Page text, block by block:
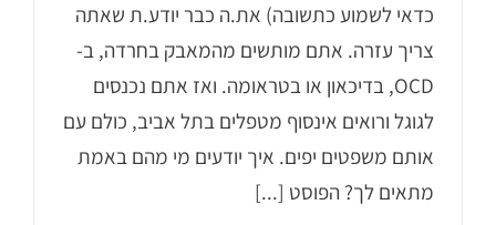
כדאי לשמוע כתשובה) את.ה כבר יודע.ת שאתה
צריך עזרה. אתם מותשים מהמאבק בחרדה, ב-
OCD, בדיכאון או בטראומה. ואז אתם נכנסים
לגוגל ורואים אינסוף מטפלים בתל אביב, כולם עם
אותם משפטים יפים. איך יודעים מי מהם באמת
מתאים לך? הפוסט [...]